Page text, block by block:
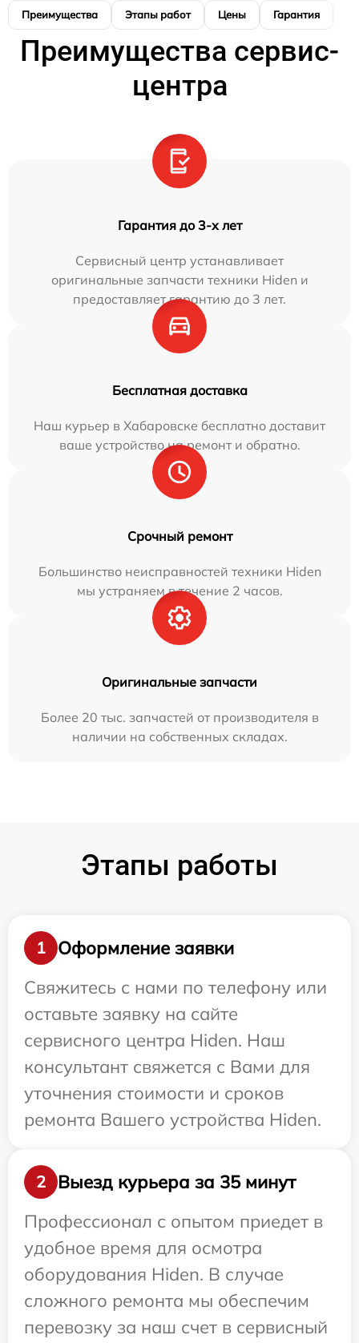
Преимущества Этапы работ Цены Гарантия
Преимущества сервис-
центра
Гарантия до 3-х лет
Сервисный центр устанавливает
оригинальные запчасти техники Hiden и
предоставляет гарантию до 3 лет.
Бесплатная доставка
Наш курьер в Хабаровске бесплатно доставит
ваше устройство на ремонт и обратно.
Срочный ремонт
Большинство неисправностей техники Hiden
мы устраняем в течение 2 часов.
Оригинальные запчасти
Более 20 тыс. запчастей от производителя в
наличии на собственных складах.
Этапы работы
1
Оформление заявки
Свяжитесь с нами по телефону или
оставьте заявку на сайте
сервисного центра Hiden. Наш
консультант свяжется с Вами для
уточнения стоимости и сроков
ремонта Вашего устройства Hiden.
2
Выезд курьера за 35 минут
Профессионал с опытом приедет в
удобное время для осмотра
оборудования Hiden. В случае
сложного ремонта мы обеспечим
перевозку за наш счет в сервисный